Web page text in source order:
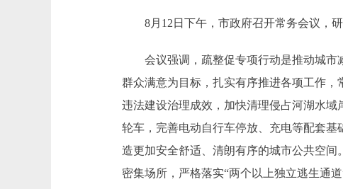
8月12日下午，市政府召开常务会议，研
会议强调，疏整促专项行动是推动城市
群众满意为目标，扎实有序推进各项工作
违法建设治理成效，加快清理侵占河湖水
轮车，完善电动自行车停放、充电等配套
造更加安全舒适、清朗有序的城市公共空
密集场所，严格落实“两个以上独立逃生通